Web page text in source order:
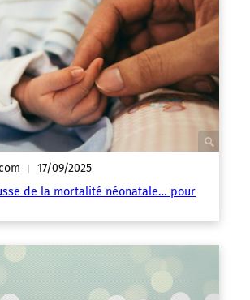
| 17/09/2025
de la mortalité néonatale… pour